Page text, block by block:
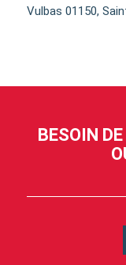
Vulbas 01150,
BESOIN